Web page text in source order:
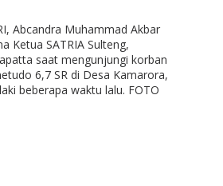
Abcandra Muhammad Akbar
Ketua SATRIA Sulteng,
saat mengunjungi korban
6,7 SR di Desa Kamarora,
beberapa waktu lalu. FOTO